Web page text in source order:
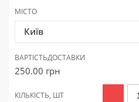
МІСТО
Київ
ВАРТІСТЬДОСТАВКИ
250.00 грн
КІЛЬКІСТЬ, ШТ